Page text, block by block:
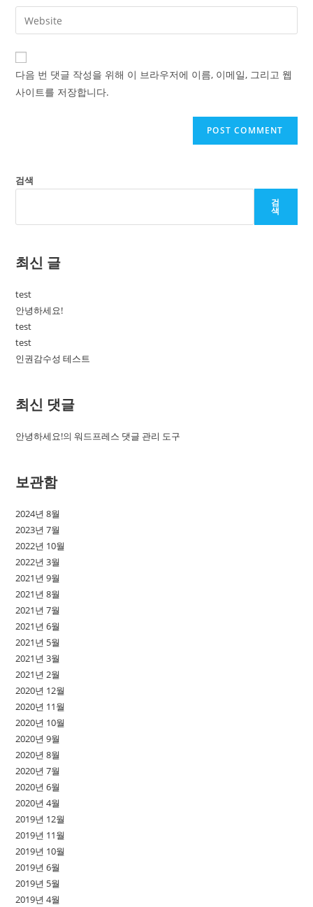
comment
email
address
comment
Enter
your
website
URL
(optional)
다음 번 댓글 작성을 위해 이 브라우저에 이름, 이메일, 그리고 웹
사이트를 저장합니다.
검색
검
색
최신 글
test
안녕하세요!
test
test
인권감수성 테스트
최신 댓글
안녕하세요!의워드프레스 댓글 관리 도구
보관함
2024년 8월
2023년 7월
2022년 10월
2022년 3월
2021년 9월
2021년 8월
2021년 7월
2021년 6월
2021년 5월
2021년 3월
2021년 2월
2020년 12월
2020년 11월
2020년 10월
2020년 9월
2020년 8월
2020년 7월
2020년 6월
2020년 4월
2019년 12월
2019년 11월
2019년 10월
2019년 6월
2019년 5월
2019년 4월